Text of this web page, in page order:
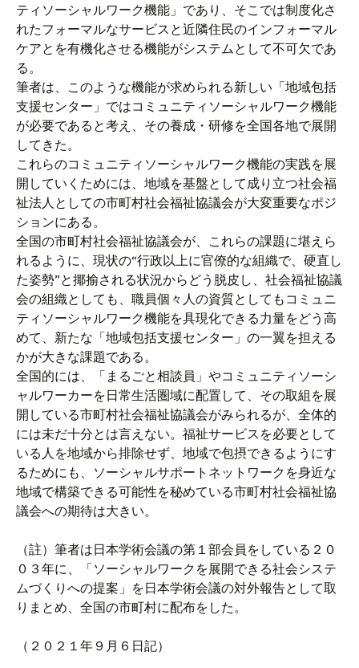
ティソーシャルワーク機能」であり、そこでは制度化さ
れたフォーマルなサービスと近隣住民のインフォーマル
ケアとを有機化させる機能がシステムとして不可欠であ
る。
筆者は、このような機能が求められる新しい「地域包括
支援センター」ではコミュニティソーシャルワーク機能
が必要であると考え、その養成・研修を全国各地で展開
してきた。
これらのコミュニティソーシャルワーク機能の実践を展
開していくためには、地域を基盤として成り立つ社会福
祉法人としての市町村社会福祉協議会が大変重要なポジ
ションにある。
全国の市町村社会福祉協議会が、これらの課題に堪えら
れるように、現状の“行政以上に官僚的な組織で、硬直し
た姿勢”と揶揄される状況からどう脱皮し、社会福祉協議
会の組織としても、職員個々人の資質としてもコミュニ
ティソーシャルワーク機能を具現化できる力量をどう高
めて、新たな「地域包括支援センター」の一翼を担える
かが大きな課題である。
全国的には、「まるごと相談員」やコミュニティソーシ
ャルワーカーを日常生活圏域に配置して、その取組を展
開している市町村社会福祉協議会がみられるが、全体的
には未だ十分とは言えない。福祉サービスを必要として
いる人を地域から排除せず、地域で包摂できるようにす
るためにも、ソーシャルサポートネットワークを身近な
地域で構築できる可能性を秘めている市町村社会福祉協
議会への期待は大きい。
（註）筆者は日本学術会議の第１部会員をしている２０
０３年に、「ソーシャルワークを展開できる社会システ
ムづくりへの提案」を日本学術会議の対外報告として取
りまとめ、全国の市町村に配布をした。
（２０２１年９月６日記）